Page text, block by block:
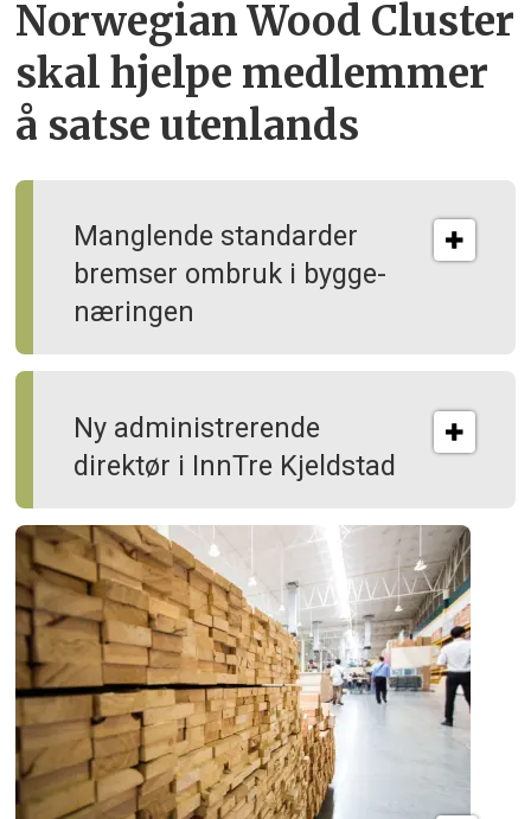
Norwegian Wood Cluster
skal hjelpe medlemmer
å satse utenlands
Manglende standarder
bremser ombruk i bygge­
næringen
Ny administrerende
direktør i InnTre Kjeldstad